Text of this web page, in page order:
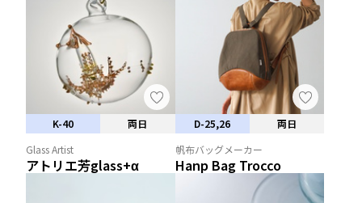
K-40
両日
Glass Artist
アトリエ芳glass+α
D-25,26
両日
帆布バッグメーカー
Hanp Bag Trocco